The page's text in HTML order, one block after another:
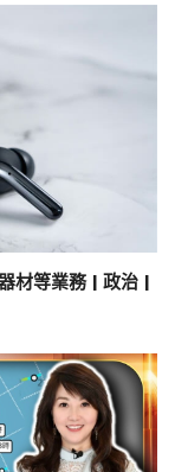
材等業務 | 政治 |